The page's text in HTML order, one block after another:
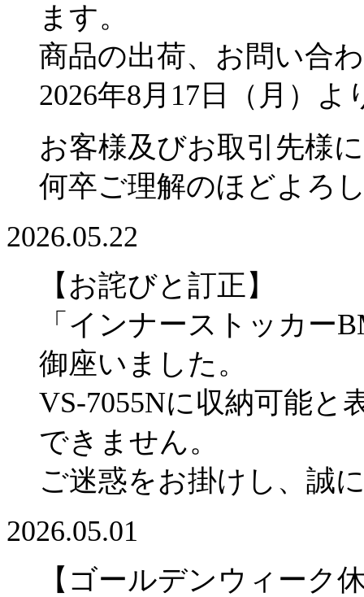
ます。
商品の出荷、お問い合
2026年8月17日（月）
お客様及びお取引先様
何卒ご理解のほどよろ
2026.05.22
【お詫びと訂正】
「インナーストッカー
御座いました。
VS-7055Nに収納可能と
できません。
ご迷惑をお掛けし、誠
2026.05.01
【ゴールデンウィーク